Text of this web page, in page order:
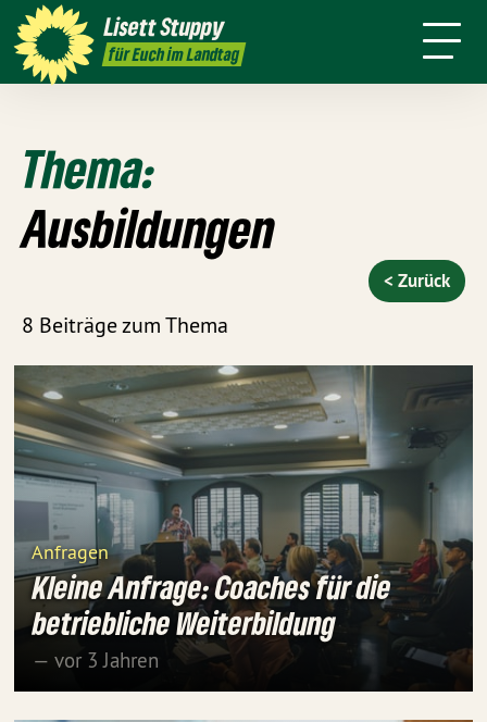
LisettStuppy
für Euch im Landtag
Termine
Über mich Positionen Wahlkreis
Thema:
Ausbildungen
8 Beiträge zum Thema
< Zurück
Anfragen
Kleine Anfrage: Coaches für die
betriebliche Weiterbildung
— vor 3 Jahren